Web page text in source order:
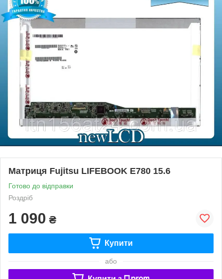
Матриця Fujitsu LIFEBOOK E780 15.6
Готово до відправки
Роздріб
1 090 ₴
Купити
або